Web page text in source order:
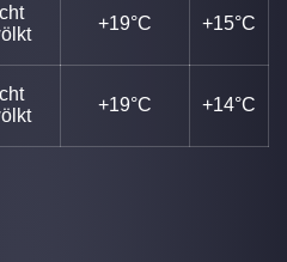
+19°C +15°C
+19°C +14°C